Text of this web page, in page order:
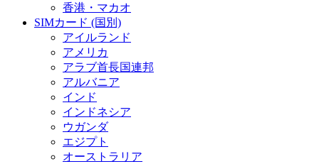
香港・マカオ
SIMカード (国別)
アイルランド
アメリカ
アラブ首長国連邦
アルバニア
インド
インドネシア
ウガンダ
エジプト
オーストラリア